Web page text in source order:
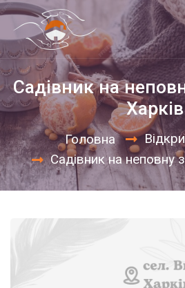
Садівник на
Харків
Головна
Садівник на неповну